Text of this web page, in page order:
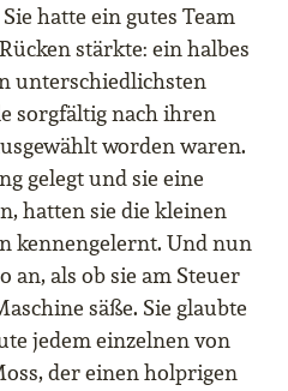
hatte ein gutes Team
stärkte: ein halbes
unterschiedlichsten
sorgfältig nach ihren
worden waren.
gelegt und sie eine
hatten sie die kleinen
kennengelernt. Und nun
an, als ob sie am Steuer
säße. Sie glaubte
jedem einzelnen von
der einen holprigen